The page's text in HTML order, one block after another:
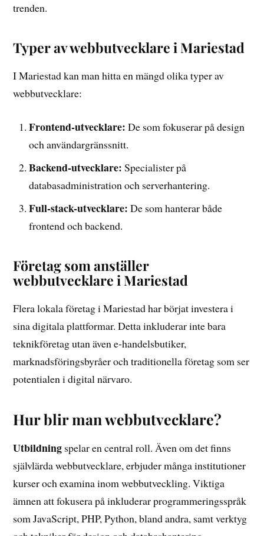
trenden.
Typer av webbutvecklare i Mariestad
I Mariestad kan man hitta en mängd olika typer av
webbutvecklare:
Frontend-utvecklare: De som fokuserar på design
och användargränssnitt.
Backend-utvecklare: Specialister på
databasadministration och serverhantering.
Full-stack-utvecklare: De som hanterar både
frontend och backend.
Företag som anställer
webbutvecklare i Mariestad
Flera lokala företag i Mariestad har börjat investera i
sina digitala plattformar. Detta inkluderar inte bara
teknikföretag utan även e-handelsbutiker,
marknadsföringsbyråer och traditionella företag som ser
potentialen i digital närvaro.
Hur blir man webbutvecklare?
Utbildning spelar en central roll. Även om det finns
självlärda webbutvecklare, erbjuder många institutioner
kurser och examina inom webbutveckling. Viktiga
ämnen att fokusera på inkluderar programmeringsspråk
som JavaScript, PHP, Python, bland andra, samt verktyg